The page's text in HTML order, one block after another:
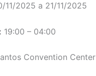
11/2025 a 21/11/2025
19:00 – 04:00
Convention Center